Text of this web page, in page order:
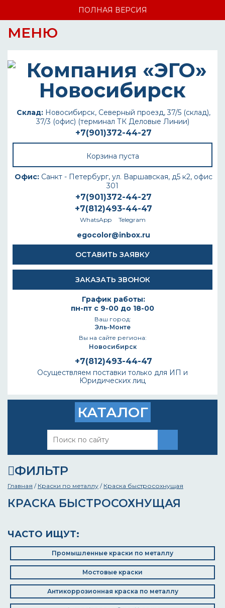
ПОЛНАЯ ВЕРСИЯ
МЕНЮ
Склад: Новосибирск, Северный проезд, 37/5 (склад),
37/3 (офис) (терминал ТК Деловые Линии)
+7(901)372-44-27
Корзина пуста
Офис: Санкт - Петербург, ул. Варшавская, д5 к2, офис
301
+7(901)372-44-27
+7(812)493-44-47
WhatsApp Telegram
egocolor@inbox.ru
ОСТАВИТЬ ЗАЯВКУ
ЗАКАЗАТЬ ЗВОНОК
График работы:
пн-пт с 9-00 до 18-00
Ваш город:
Эль-Монте
Вы на сайте региона:
Новосибирск
+7(812)493-44-47
Осуществляем поставки только для ИП и
Юридических лиц
КАТАЛОГ
ФИЛЬТР
Главная / Краски по металлу / Краска быстросохнущая
КРАСКА БЫСТРОСОХНУЩАЯ
ЧАСТО ИЩУТ:
Промышленные краски по металлу
Мостовые краски
Антикоррозионная краска по металлу